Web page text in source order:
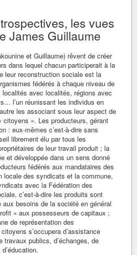
les vues
James Guillaume
et Guillaume) rêvent de créer
dans lequel chacun participerait à la
leur reconstruction sociale est la
fédérés à chaque niveau de
avec localités, régions avec
l’un réunissant les individus en
les associant sous leur aspect de
citoyens ». Les producteurs, gérant
: eux-mêmes c’est-à-dire sans
librement élu par tous les
de leur travail produit ; la
et développée dans un sens donné
fédérés aux mandataires des
locale des syndicats et la commune,
avec la Fédération des
c’est-à-dire les produits sont
aux besoins de la société en général
» aux possesseurs de capitaux ;
de représentation des
s’occupera d’assistance
travaux publics, d’échanges, de